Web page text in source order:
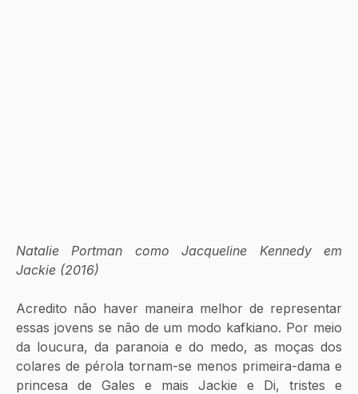
Natalie Portman como Jacqueline Kennedy em
Jackie (2016)
Acredito não haver maneira melhor de representar
essas jovens se não de um modo kafkiano. Por meio
da loucura, da paranoia e do medo, as moças dos
colares de pérola tornam-se menos primeira-dama e
princesa de Gales e mais Jackie e Di, tristes e